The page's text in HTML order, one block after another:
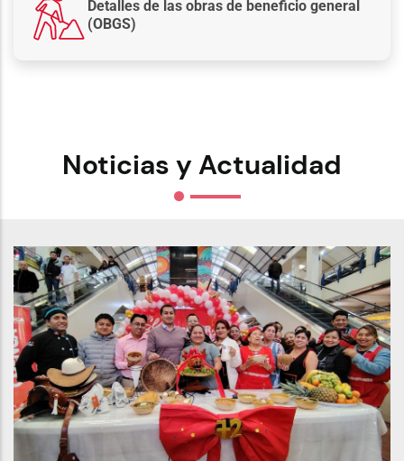
Detalles de las obras de beneficio general
(OBGS)
Noticias y Actualidad